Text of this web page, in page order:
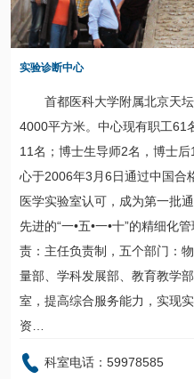
实验诊断中心
首都医科大学附属北京天
4000平方米。中心现有职工61
11名；博士生导师2名，博士
心于2006年3月6日通过中国合
医学实验室认可，成为第一批
先进的“一•五•一•十”的精细化
责：主任负责制，五个部门：
量部、学科发展部、教育教学
室，提高综合服务能力，实现
资…
科室电话：59978585